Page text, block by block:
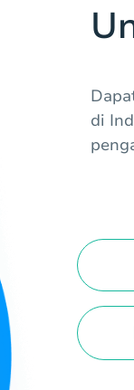
di